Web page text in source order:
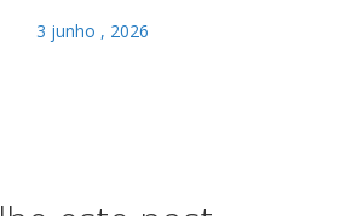
3 junho , 2026